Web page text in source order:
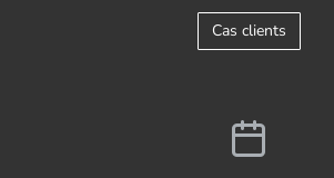
Cas clients